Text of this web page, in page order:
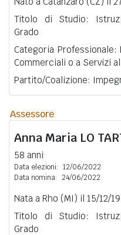
Titolo di Studio:
Grado
Categoria
Commerciali o a Servizi
Partito/Coalizione:
Assessore
Anna Maria LO
58 anni
Data elezioni: 12/06/2022
Data nomina: 24/06/2022
Nata a Rho (MI) il 15/12/
Titolo di Studio:
Grado